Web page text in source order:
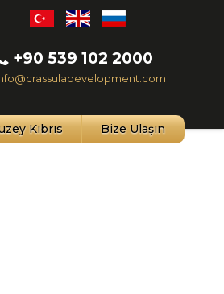
+90 539 102 2000
Kıbrıs Bize Ulaşın